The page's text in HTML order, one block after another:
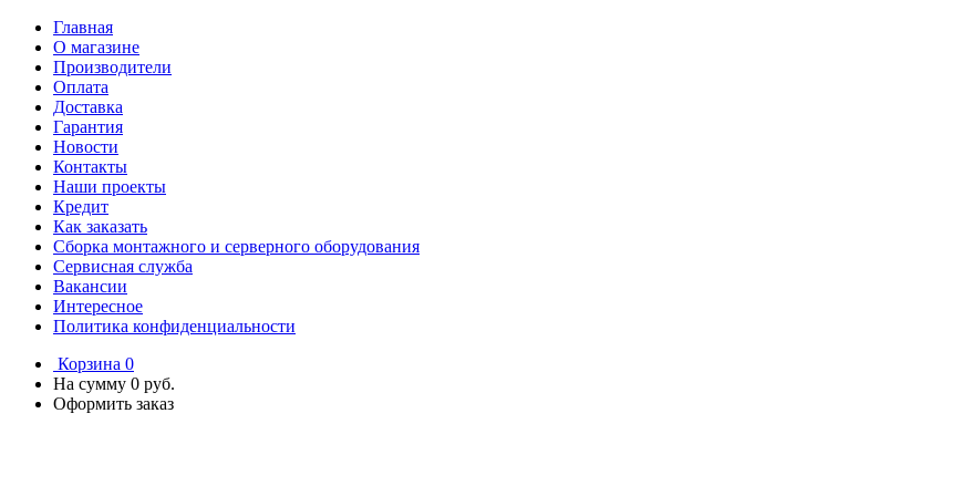
Главная
О магазине
Производители
Оплата
Доставка
Гарантия
Новости
Контакты
Наши проекты
Кредит
Как заказать
Сборка монтажного и серверного оборудования
Сервисная служба
Вакансии
Интересное
Политика конфиденциальности
Корзина 0
На сумму 0 руб.
Оформить заказ